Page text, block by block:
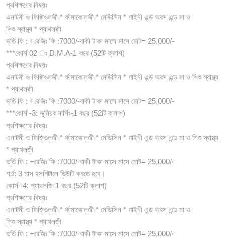
প্রশিক্ষণের বিষয়ঃ
এনাটমী ও ফিজিওলজী * র্ফামাকোলজী * মেডিসিন * গাইনী এন্ড অবস এন্ড মা ও
শিশু স্বাস্থ্য * প্যাথলজী
ভর্তি ফি : +রেজিঃ ফি :7000/-বাকী টাকা মাসে মাসে মোট= 25,000/-
***কোর্স 02 ঃ D.M.A-1 বছর (52টি ক্লাশ)
প্রশিক্ষণের বিষয়ঃ
এনাটমী ও ফিজিওলজী * র্ফামাকোলজী * মেডিসিন * গাইনী এন্ড অবস এন্ড মা ও শিশু স্বাস্থ্য
* প্যাথলজী
ভর্তি ফি : +রেজিঃ ফি :7000/-বাকী টাকা মাসে মাসে মোট= 25,000/-
***কোর্স -3: জুনিয়র নার্সিং-1 বছর (52টি ক্লাশ)
প্রশিক্ষণের বিষয়ঃ
এনাটমী ও ফিজিওলজী * র্ফামাকোলজী * মেডিসিন * গাইনী এন্ড অবস এন্ড মা ও শিশু স্বাস্থ্য
* প্যাথলজী
ভর্তি ফি : +রেজিঃ ফি :7000/-বাকী টাকা মাসে মাসে মোট= 25,000/-
শর্ত: 3 মাস হসপিটালে ডিউটি করতে হবে।
কোর্স -4: প্যাথলজি-1 বছর (52টি ক্লাশ)
প্রশিক্ষণের বিষয়ঃ
এনাটমী ও ফিজিওলজী * র্ফামাকোলজী * মেডিসিন * গাইনী এন্ড অবস এন্ড মা ও
শিশু স্বাস্থ্য * প্যাথলজী
ভর্তি ফি : +রেজিঃ ফি :7000/-বাকী টাকা মাসে মাসে মোট= 25,000/-